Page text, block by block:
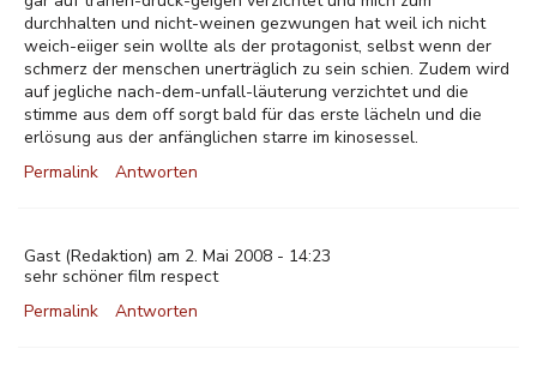
durchhalten und nicht-weinen gezwungen hat weil ich nicht
weich-eiiger sein wollte als der protagonist, selbst wenn der
schmerz der menschen unerträglich zu sein schien. Zudem wird
auf jegliche nach-dem-unfall-läuterung verzichtet und die
stimme aus dem off sorgt bald für das erste lächeln und die
erlösung aus der anfänglichen starre im kinosessel.
Permalink
Antworten
Gast (Redaktion) am 2. Mai 2008 - 14:23
sehr schöner film respect
Permalink
Antworten